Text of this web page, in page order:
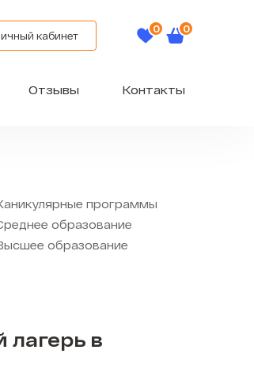
кабинет
Отзывы Контакты
программы
образование
образование
лагерь в